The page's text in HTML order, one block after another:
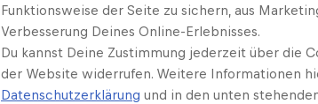
Funktionsweise der Seite zu sichern, aus
Verbesserung Deines Online-Erlebnisses.
Du kannst Deine Zustimmung jederzeit über die
der Website widerrufen. Weitere Informationen
Datenschutzerklärung und in den unten